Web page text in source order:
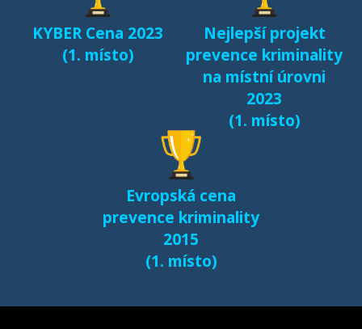
Fenomén Minecraft v
českém prostředí
Další výsledky jsou k
samostatné stránce
e-bezpeci.cz/vyzkum.
KYBER Cena 2023
(1. místo)
Nejlepší projekt
prevence kriminality
na místní úrovni
2023
(1. místo)
Evropská cena
prevence kriminality
2015
(1. místo)